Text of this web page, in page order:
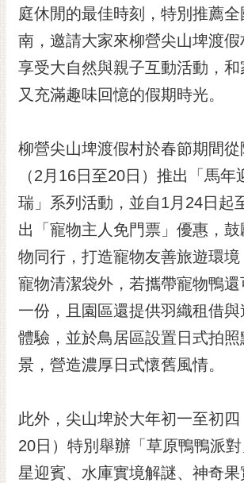
花
桐
花
祭
站
訂
閱
RSS
訂
子
報
民
信
箱
English
庭休閒的最佳時刻，特別推薦
南，邀請大家來柳營尖山埤渡
享受大自然與親子互動活動，
又充滿趣味回憶的假期時光。
柳營尖山埤渡假村於春節期間從
（2月16日至20日）推出「馬年
瑞」系列活動，並自1月24日起
出「寵物主人免門票」優惠，
物同行，打造寵物友善旅遊環
寵物清潔袋外，若攜帶寵物鴨
一份，且園區還提供羽織租借
體驗，並於鳥居區設置日式拍
景，營造濃厚日式懷舊風情。
此外，尖山埤於大年初一至初
20日）特別舉辦「草原鴨鴨派
星迎賓、水庫實境解謎、神奇